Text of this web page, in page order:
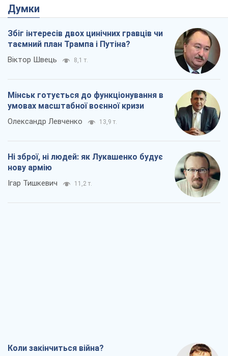
Думки
Збіг інтересів двох цинічних гравців чи
таємний план Трампа і Путіна?
Віктор Швець 8,1 т.
Мінськ готується до функціонування в
умовах масштабної воєнної кризи
Олександр Левченко 13,9 т.
Ні зброї, ні людей: як Лукашенко будує
нову армію
Ігар Тишкевич 11,2 т.
Коли закінчиться війна?